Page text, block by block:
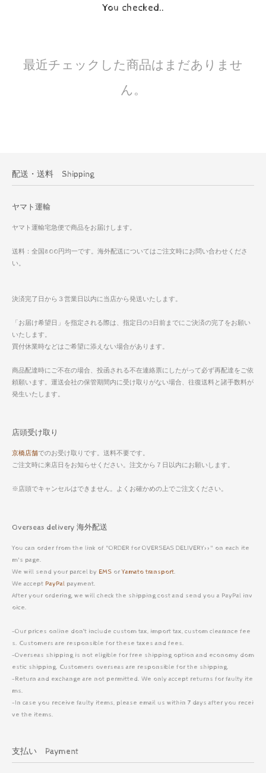
You checked..
最近チェックした商品はまだありませ
ん。
配送・送料 Shipping
ヤマト運輸
ヤマト運輸宅急便で商品をお届けします。
送料：全国800円均一です。海外配送についてはご注文時にお問い合わせくださ
い。
決済完了日から３営業日以内に当店から発送いたします。
「お届け希望日」を指定される際は、指定日の3日前までにご決済の完了をお願い
いたします。
買付休業時などはご希望に添えない場合があります。
商品配達時にご不在の場合、投函される不在連絡票にしたがって必ず再配達をご依
頼願います。運送会社の保管期間内に受け取りがない場合、往復送料と諸手数料が
発生いたします。
店頭受け取り
京橋店舗でのお受け取りです。送料不要です。
ご注文時に来店日をお知らせください。注文から７日以内にお願いします。
※店頭でキャンセルはできません。よくお確かめの上でご注文ください。
Overseas delivery 海外配送
You can order from the link of "ORDER for OVERSEAS DELIVERY>>" on each ite
m's page.
We will send your parcel by EMS orYamato transport.
We accept PayPal payment.
After your ordering, we will check the shipping cost and send you a PayPal inv
oice.
-Our prices online don’t include custom tax, import tax, custom clearance fee
s. Customers are responsible for these taxes and fees.
-Overseas shipping is not eligible for free shipping option and economy dom
estic shipping. Customers overseas are responsible for the shipping.
-Return and exchange are not permitted. We only accept returns for faulty ite
ms.
-In case you receive faulty items, please email us within 7 days after you recei
ve the items.
支払い Payment